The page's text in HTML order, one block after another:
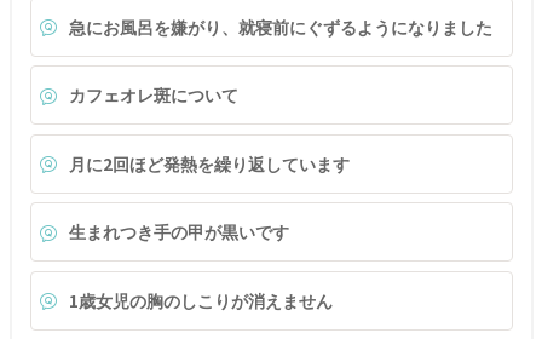
急にお風呂を嫌がり、就寝前にぐずるようになりました
カフェオレ斑について
月に2回ほど発熱を繰り返しています
生まれつき手の甲が黒いです
1歳女児の胸のしこりが消えません